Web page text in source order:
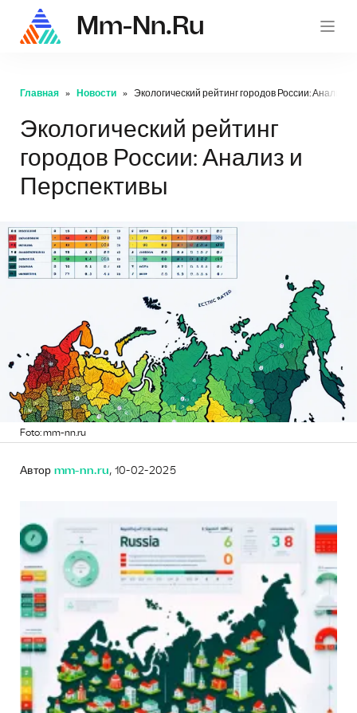
mm-
Mm-Nn.ru
Главная Новости Экологический рейтинг городов России: Анализ
Экологический рейтинг
городов России: Анализ и
Перспективы
Foto: mm-nn.ru
Автор mm-nn.ru, 10-02-2025